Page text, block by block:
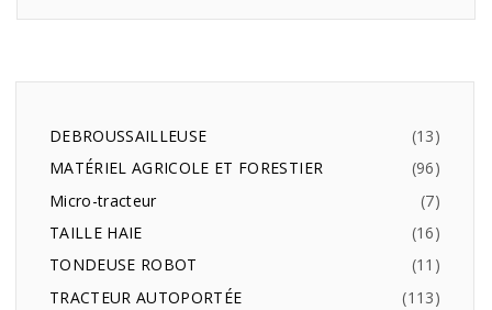
DEBROUSSAILLEUSE
13
MATÉRIEL AGRICOLE ET FORESTIER
96
Micro-tracteur
7
TAILLE HAIE
16
TONDEUSE ROBOT
11
TRACTEUR AUTOPORTÉE
113